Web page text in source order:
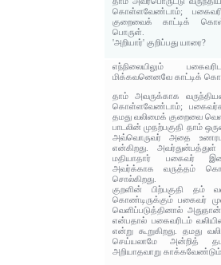
கொள்ளவேண்டாம்;
குறைவைக் காட்டிக்
பொருள்.
'அறியார்' குறிப்பது யாரை?
எந்நிலையிலும்
மிக்கவனெனவே காட்டிக்
தாம் அவருக்காக
கொள்ளவேண்டாம்;
தமது வலிமைக் குறைவை
பாடலின் முதற்பகுதி தாம்
அவ்வொருவர் அதை
என்கிறது.
மதியாதார் பகைவர்
அவர்க்காக வருத்தம்
சொல்கிறது.
குறளின் பிற்பகுதி தம்
கொண்டிருக்கும் பகைவர்
வெளிப்படுத்தினால்
என்பதால் பகைவரிடம்
என்று கூறுகிறது. தமது
செய்யலாமே அன்றித்
அறியாதவாறு